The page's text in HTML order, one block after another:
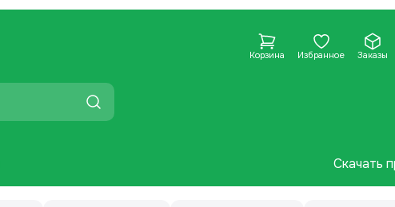
Корзина Избранное Заказы
Скачать